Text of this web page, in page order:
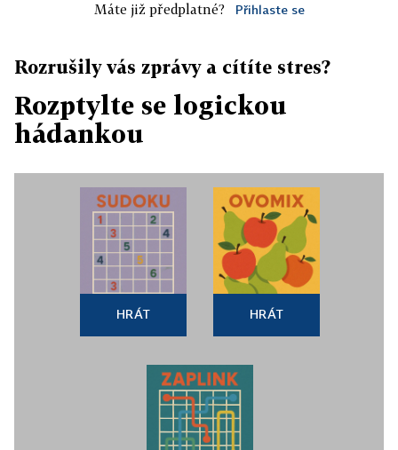
Máte již předplatné? Přihlaste se
Rozrušily vás zprávy a cítíte stres?
Rozptylte se logickou
hádankou
HRÁT HRÁT